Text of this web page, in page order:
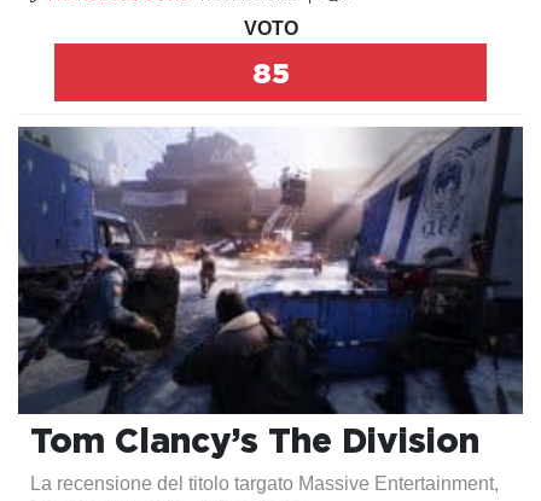
VOTO
85
Tom Clancy’s The Division
La recensione del titolo targato Massive Entertainment,